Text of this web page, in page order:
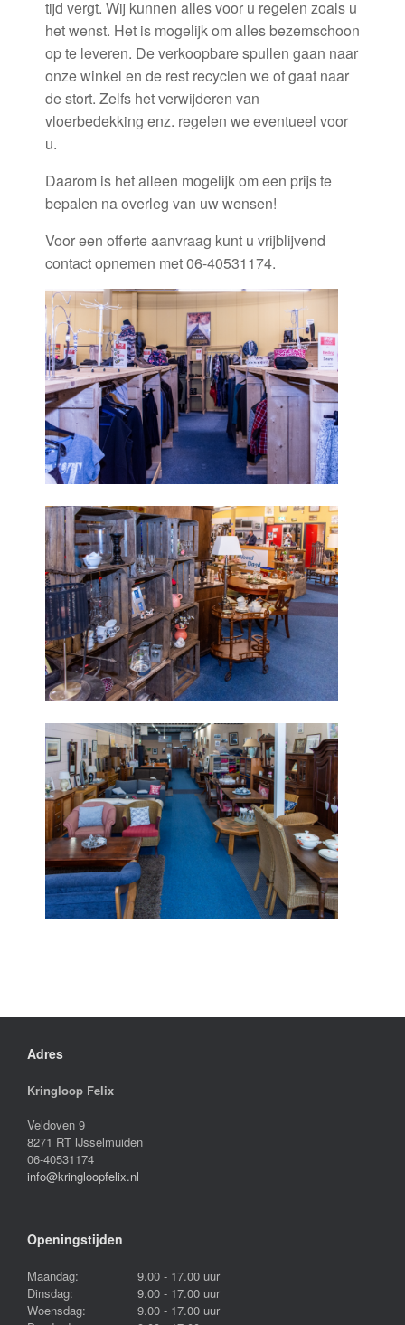
tijd vergt. Wij kunnen alles voor u regelen zoals u
het wenst. Het is mogelijk om alles bezemschoon
op te leveren. De verkoopbare spullen gaan naar
onze winkel en de rest recyclen we of gaat naar
de stort. Zelfs het verwijderen van
vloerbedekking enz. regelen we eventueel voor
u.
Daarom is het alleen mogelijk om een prijs te
bepalen na overleg van uw wensen!
Voor een offerte aanvraag kunt u vrijblijvend
contact opnemen met 06-40531174.
Adres
Kringloop Felix
Veldoven 9
8271 RT IJsselmuiden
06-40531174
info@kringloopfelix.nl
Openingstijden
Maandag:
9.00 - 17.00 uur
Dinsdag:
9.00 - 17.00 uur
Woensdag:
9.00 - 17.00 uur